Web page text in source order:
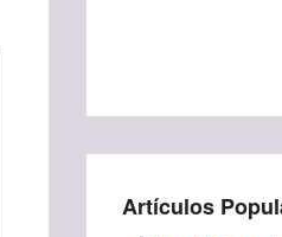
Artículos